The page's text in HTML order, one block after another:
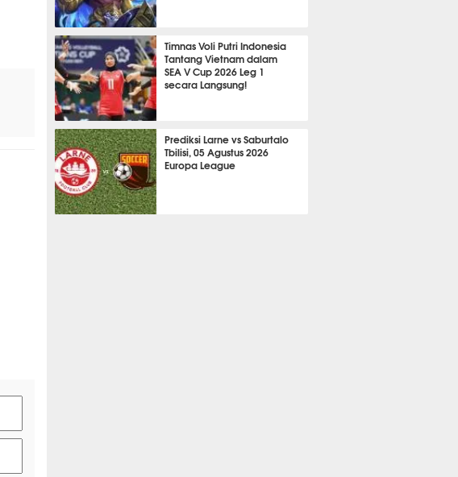
ESPORTS
Timnas Voli Putri Indonesia
Tantang Vietnam dalam
SEA V Cup 2026 Leg 1
secara Langsung!
OLAHRAGA LAIN
Prediksi Larne vs Saburtalo
Tbilisi, 05 Agustus 2026
Europa League